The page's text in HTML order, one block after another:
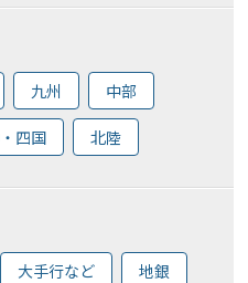
九州 中部
四国 北陸
大手行など 地銀